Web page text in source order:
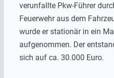
verunfallte Pkw-Führer
Feuerwehr aus dem
wurde er stationär in ein
aufgenommen. Der
sich auf ca. 30.000 Euro.